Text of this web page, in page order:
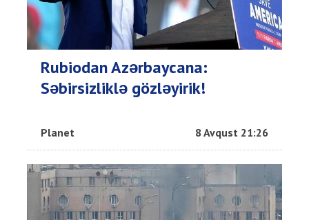
Rubiodan Azərbaycana:
Səbirsizliklə gözləyirik!
Planet 8 Avqust 21:26